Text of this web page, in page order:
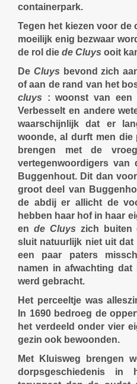
containerpark.
Tegen het kiezen voor de
moeilijk enig bezwaar
de rol die de Cluys ooit
De Cluys bevond zich
of aan de rand van het
cluys : woonst van een
Verbesselt en andere
waarschijnlijk dat er
woonde, al durft men
brengen met de
vertegenwoordigers
Buggenhout. Dit dan
groot deel van
de abdij er allicht de
hebben haar hof in haar
en de Cluys zich buiten
sluit natuurlijk niet uit dat
een paar paters
namen in afwachting dat
werd gebracht.
Het perceeltje was
In 1690 bedroeg de
het verdeeld onder vier
gezin ook bewoonden.
Met Kluisweg brengen
dorpsgeschiedenis in